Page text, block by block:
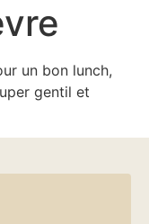
un bon lunch,
gentil et